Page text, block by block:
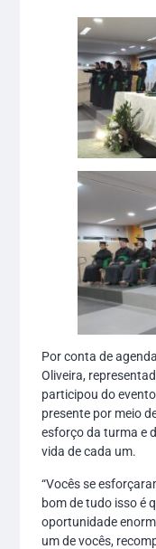
Por conta de
Oliveira,
participou do
presente por meio
esforço da turma e
vida de cada um.
“Vocês se
bom de tudo isso é
oportunidade
um de vocês,